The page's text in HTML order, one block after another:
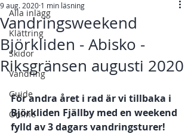
Alla inlägg
Klättring
Skidor
Vandring
Guide
Online
Vandringsweekend
Björkliden - Abisko -
Riksgränsen augusti 2020
9 aug. 2020 1 min läsning
För andra året i rad är vi tillbaka i
Björkliden Fjällby med en weekend
fylld av 3 dagars vandringsturer!